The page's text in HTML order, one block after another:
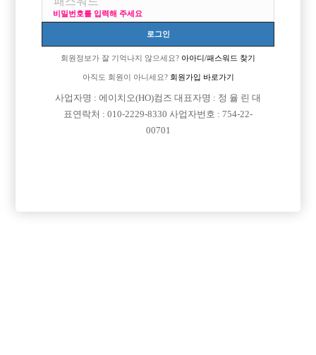
비밀번호를 입력해 주세요
로그인
회원정보가 잘 기억나지 않으세요? 아아디/패스워드 찾기
아직도 회원이 아니세요?회원가입 바로가기
사업자명 : 에이치오(HO)컴즈 대표자명 : 정 율 린 대
표연락처 : 010-2229-8330 사업자번호 : 754-22-
00701
사업자번호 : 754-22-00701
Online Sales License: 제2018-서울영등포-0273
Address: Yeongdeungpo-Gu Kyeong-In Ro 775, 803-163
연락처 : 010-2229-8330
이메일: jungbbar11@gmail.com
직업정보제공사업자번호: j1204020180002
COPYRIGHT ⓒ 호빠 선수 구인구직 전문 - 선수나라 All RIGHTS RESERVED.